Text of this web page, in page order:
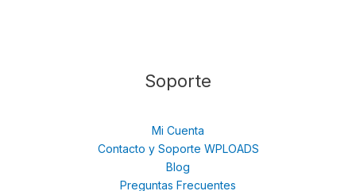
Soporte
Mi Cuenta
Contacto y Soporte WPLOADS
Blog
Preguntas Frecuentes